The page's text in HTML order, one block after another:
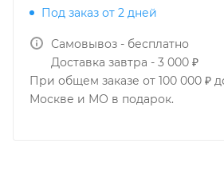
Под заказ от 2 дней
Самовывоз - бесплатно
Доставка завтра - 3 000 ₽
При общем заказе от 100 000 ₽
Москве и МО в подарок.